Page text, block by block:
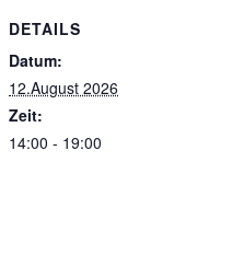
DETAILS
Datum:
12.August 2026
Zeit:
14:00 - 19:00